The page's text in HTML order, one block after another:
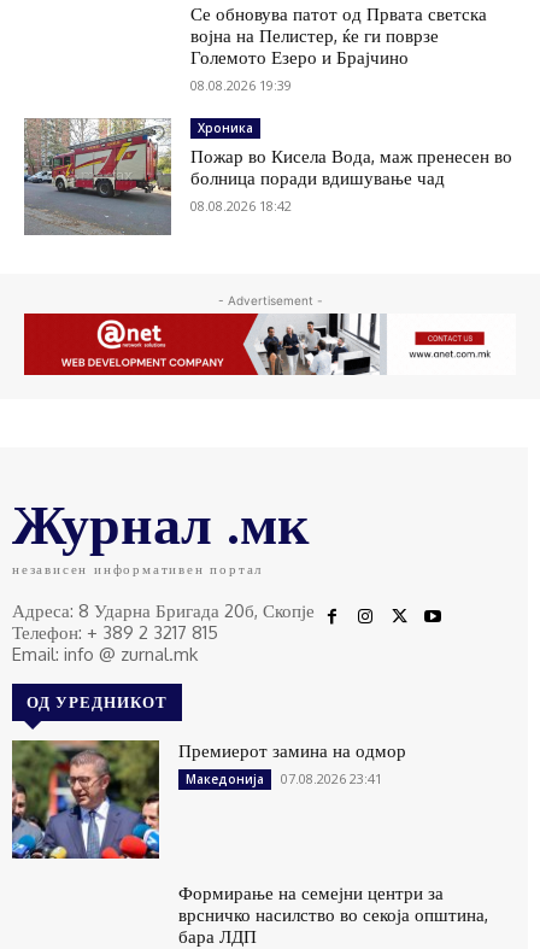
Се обновува патот од Првата светска
војна на Пелистер, ќе ги поврзе
Големото Езеро и Брајчино
08.08.2026 19:39
Хроника
Пожар во Кисела Вода, маж пренесен во
болница поради вдишување чад
08.08.2026 18:42
- Advertisement -
Журнал .мк
независен информативен портал
Адреса: 8 Ударна Бригада 20б, Скопје
Телефон: + 389 2 3217 815
Email: info @ zurnal.mk
ОД УРЕДНИКОТ
Премиерот замина на одмор
Македонија 07.08.2026 23:41
Формирање на семејни центри за
врсничко насилство во секоја општина,
бара ЛДП